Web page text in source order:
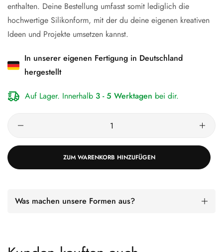
enthalten. Deine Bestellung umfasst somit lediglich die
hochwertige Silikonform, mit der du deine eigenen kreativen
Ideen und Projekte umsetzen kannst.
In unserer eigenen Fertigung in Deutschland
hergestellt
Auf Lager. Innerhalb 3 - 5 Werktagen bei dir.
ZUM WARENKORB HINZUFÜGEN
Was machen unsere Formen aus?